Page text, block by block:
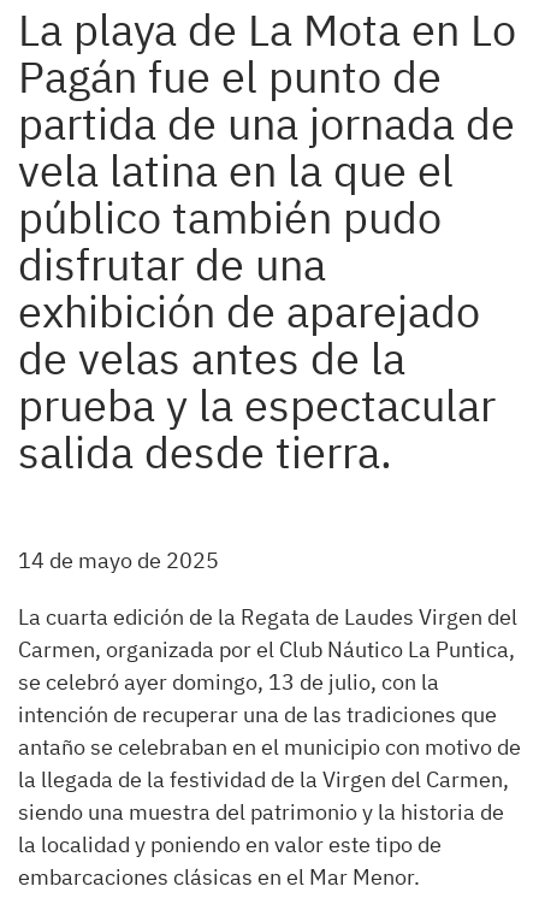
La playa de La Mota en Lo
Pagán fue el punto de
partida de una jornada de
vela latina en la que el
público también pudo
disfrutar de una
exhibición de aparejado
de velas antes de la
prueba y la espectacular
salida desde tierra.
14 de mayo de 2025
La cuarta edición de la Regata de Laudes Virgen del
Carmen, organizada por el Club Náutico La Puntica,
se celebró ayer domingo, 13 de julio, con la
intención de recuperar una de las tradiciones que
antaño se celebraban en el municipio con motivo de
la llegada de la festividad de la Virgen del Carmen,
siendo una muestra del patrimonio y la historia de
la localidad y poniendo en valor este tipo de
embarcaciones clásicas en el Mar Menor.